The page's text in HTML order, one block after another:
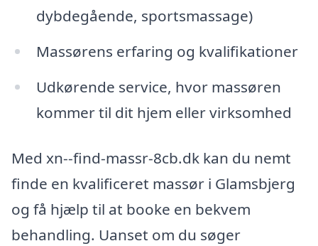
dybdegående, sportsmassage)
Massørens erfaring og kvalifikationer
Udkørende service, hvor massøren
kommer til dit hjem eller virksomhed
Med xn--find-massr-8cb.dk kan du nemt
finde en kvalificeret massør i Glamsbjerg
og få hjælp til at booke en bekvem
behandling. Uanset om du søger